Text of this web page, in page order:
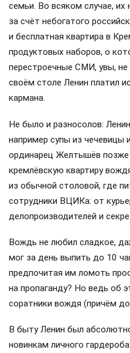
семьи. Во всяком случае,
за счёт небогатого
и бесплатная квартира в
продуктовых наборов, о
перестроечные СМИ, увы,
своём столе Ленин платил
кармана.
Не было и разносолов:
например супы из чечевицы
ординарец Желтышёв позже
кремлёвскую квартиру
из обычной столовой, где
сотрудники ВЦИКа: от
делопроизводителей и
Вождь не любил сладкое,
мог за день выпить до 10
предпочитая им ломоть
на пропаганду? Но ведь об
соратники вождя (причём
В быту Ленин был
новинкам личного